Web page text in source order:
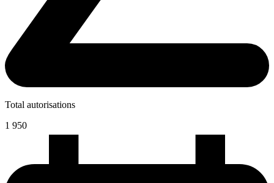
Total autorisations
1 950